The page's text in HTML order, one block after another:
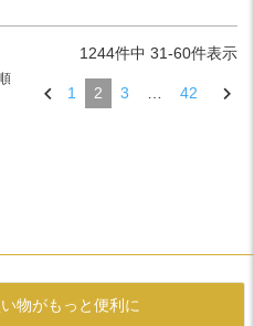
1244件中 31-60件表示
1 2 3 42
物がもっと便利に